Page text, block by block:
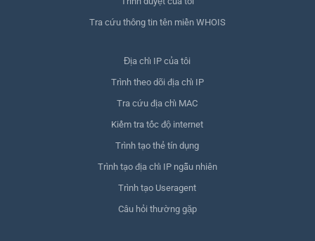
Tra cứu thông tin tên miền WHOIS
Địa chỉ IP của tôi
Trình theo dõi địa chỉ IP
Tra cứu địa chỉ MAC
Kiểm tra tốc độ internet
Trình tạo thẻ tín dụng
Trình tạo địa chỉ IP ngẫu nhiên
Trình tạo Useragent
Câu hỏi thường gặp